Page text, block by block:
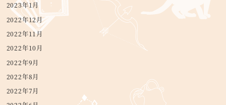
2023年1月
2022年12月
2022年11月
2022年10月
2022年9月
2022年8月
2022年7月